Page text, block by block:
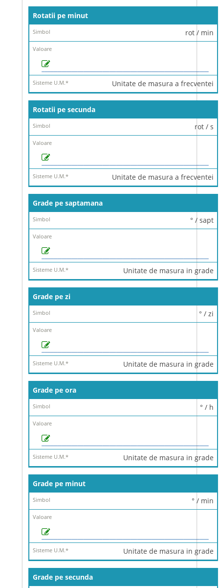
Rotatii pe minut
rot / min
Unitate de masura a frecventei
Rotatii pe secunda
rot / s
Unitate de masura a frecventei
Grade pe saptamana
° / sapt
Unitate de masura in grade
Grade pe zi
° / zi
Unitate de masura in grade
Grade pe ora
° / h
Unitate de masura in grade
Grade pe minut
° / min
Unitate de masura in grade
Grade pe secunda